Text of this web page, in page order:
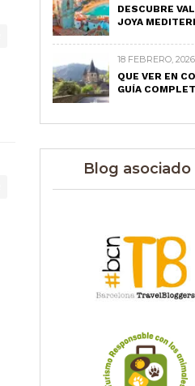
DESCUBRE
JOYA
18 FEBRERO, 2026
QUE VER EN
GUÍA
Blog asociado